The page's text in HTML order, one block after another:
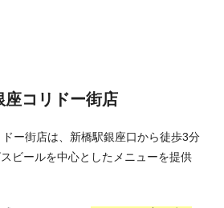
コリドー街店
ー街店は、新橋駅銀座口から徒歩3分
ビールを中心としたメニューを提供